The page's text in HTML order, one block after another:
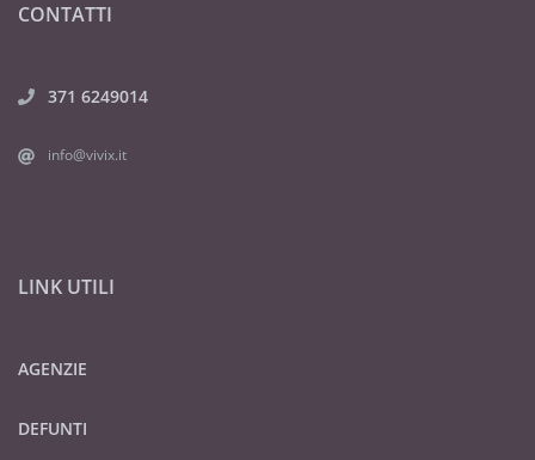
CONTATTI
371 6249014
info@vivix.it
LINK UTILI
AGENZIE
DEFUNTI